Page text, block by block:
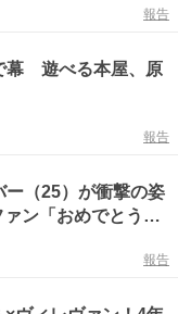
報告
幕 遊べる本屋、原
報告
ー（25）が衝撃の姿
ン「おめでとう」
リ」
報告